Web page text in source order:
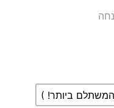
הנחה